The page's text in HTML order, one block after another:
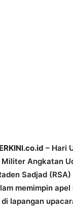
– Hari
Angkatan
Sadjad
memimpin
lapangan